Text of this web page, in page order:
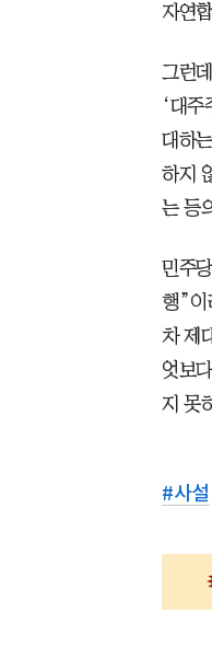
자연
그런
‘대
대하
하지
는 등
민주
행”이
차 제
엇보
지 못
#사설